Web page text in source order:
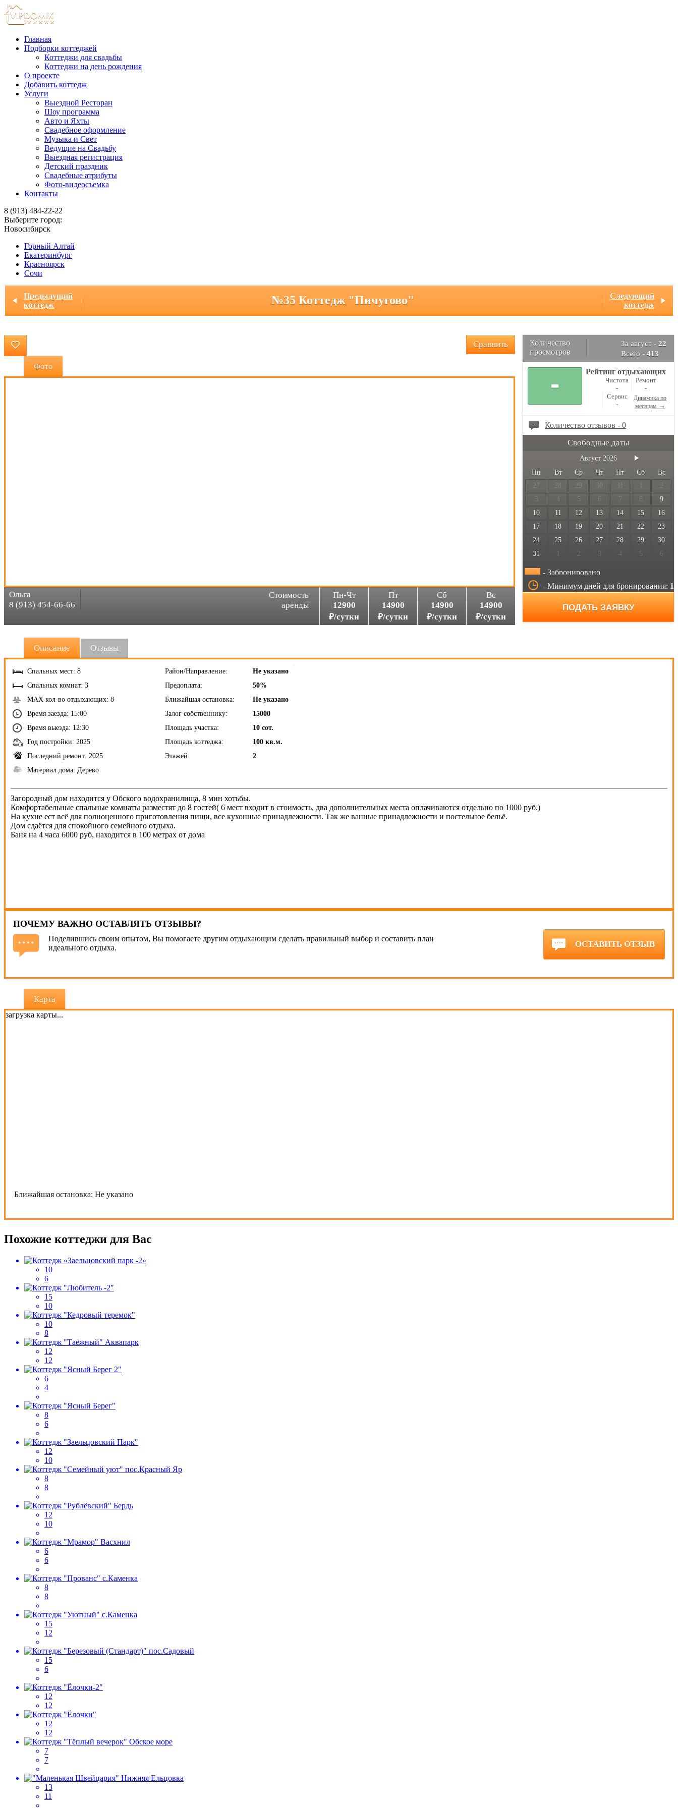
Главная
Подборки коттеджей
Коттеджи для свадьбы
Коттеджи на день рождения
О проекте
Добавить коттедж
Услуги
Выездной Ресторан
Шоу программа
Авто и Яхты
Свадебное оформление
Музыка и Свет
Ведущие на Свадьбу
Выездная регистрация
Детский праздник
Свадебные атрибуты
Фото-видеосъемка
Контакты
8 (913) 484-22-22
Выберите город:
Новосибирск
Горный Алтай
Екатеринбург
Красноярск
Сочи
Предыдущий
коттедж
Следующий
коттедж
№35 Коттедж "Пичугово"
Количество
просмотров
За август - 22
Всего - 413
- Рейтинг отдыхающих
Чистота
-
Ремонт
-
Сервис
-
Динамика по
месяцам →
Количество отзывов - 0
Свободные даты
Август 2026
Пн
Вт Ср Чт Пт Сб
Вс
27
28 29 30 31
2
3
4 5 6 7 8
9
10
11 12 13 14 15
16
17
18 19 20 21 22
23
24
25 26 27 28 29
30
31
2 3 4 5 6
- Забронировано
- Минимум дней для бронирования: 1
ПОДАТЬ ЗАЯВКУ
Сравнить
Фото
Ольга
8 (913) 454-66-66
Стоимость
аренды
Пн-Чт
12900
₽/сутки
Пт
14900
₽/сутки
Сб
14900
₽/сутки
Вс
14900
₽/сутки
Описание Отзывы
Спальных мест: 8
Спальных комнат: 3
MAX кол-во отдыхающих: 8
Время заезда: 15:00
Время выезда: 12:30
Год постройки: 2025
Последний ремонт: 2025
Материал дома: Дерево
Район/Направление:
Не указано
Предоплата:
50%
Ближайшая остановка:
Не указано
Залог собственнику:
15000
Площадь участка:
10 сот.
Площадь коттеджа:
100 кв.м.
Этажей:
2
Загородный дом находится у Обского водохранилища, 8 мин хотьбы.
Комфортабельные спальные комнаты разместят до 8 гостей( 6 мест входит в стоимость, два дополнительных места оплачиваются отдельно по 1000 руб.)
На кухне ест всё для полноценного приготовления пищи, все кухонные принадлежности. Так же ванные принадлежности и постельное бельё.
Дом сдаётся для спокойного семейного отдыха.
Баня на 4 часа 6000 руб, находится в 100 метрах от дома
ПОЧЕМУ ВАЖНО ОСТАВЛЯТЬ ОТЗЫВЫ?
ОСТАВИТЬ ОТЗЫВ
Поделившись своим опытом, Вы помогаете другим отдыхающим сделать правильный выбор и составить план
идеального отдыха.
Карта
загрузка карты...
Ближайшая остановка: Не указано
Похожие коттеджи для Вас
10
6
15
10
10
8
12
12
6
4
8
6
12
10
8
8
12
10
6
6
8
8
15
12
15
6
12
12
12
12
7
7
13
11